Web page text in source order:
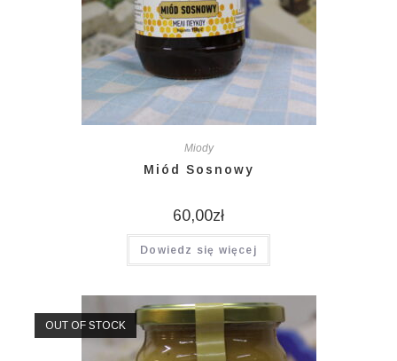
Miody
Miód Sosnowy
60,00zł
Dowiedz się więcej
OUT OF STOCK